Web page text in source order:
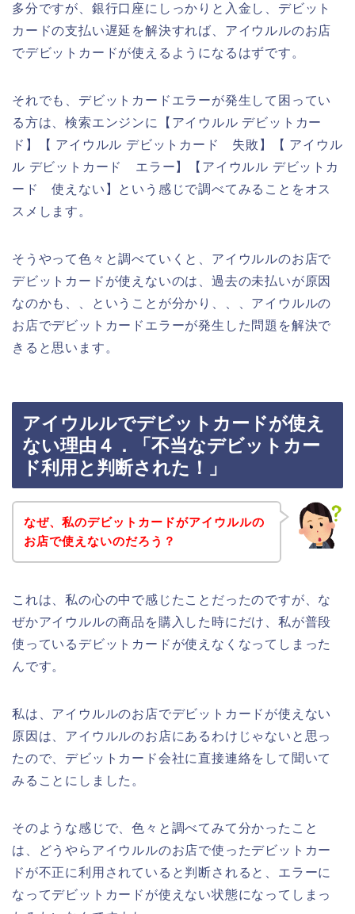
多分ですが、銀行口座にしっかりと入金し、デビット
カードの支払い遅延を解決すれば、アイウルルのお店
でデビットカードが使えるようになるはずです。
それでも、デビットカードエラーが発生して困ってい
る方は、検索エンジンに【アイウルル デビットカー
ド】【 アイウルル デビットカード 失敗】【 アイウル
ル デビットカード エラー】【アイウルル デビットカ
ード 使えない】という感じで調べてみることをオス
スメします。
そうやって色々と調べていくと、アイウルルのお店で
デビットカードが使えないのは、過去の未払いが原因
なのかも、、ということが分かり、、、アイウルルの
お店でデビットカードエラーが発生した問題を解決で
きると思います。
アイウルルでデビットカードが使え
ない理由４．「不当なデビットカー
ド利用と判断された！」
なぜ、私のデビットカードがアイウルルの
お店で使えないのだろう？
これは、私の心の中で感じたことだったのですが、な
ぜかアイウルルの商品を購入した時にだけ、私が普段
使っているデビットカードが使えなくなってしまった
んです。
私は、アイウルルのお店でデビットカードが使えない
原因は、アイウルルのお店にあるわけじゃないと思っ
たので、デビットカード会社に直接連絡をして聞いて
みることにしました。
そのような感じで、色々と調べてみて分かったこと
は、どうやらアイウルルのお店で使ったデビットカー
ドが不正に利用されていると判断されると、エラーに
なってデビットカードが使えない状態になってしまっ